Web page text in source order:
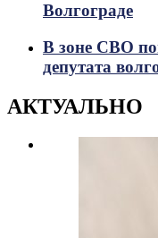
Волгограде
В зоне СВО
депутата
АКТУАЛЬНО